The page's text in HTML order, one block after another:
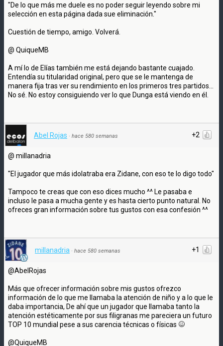
"De lo que más me duele es no poder seguir leyendo sobre mi
selección en esta página dada sue eliminación."
Cuestión de tiempo, amigo. Volverá.
@ QuiqueMB
A mí lo de Elías también me está dejando bastante cuajado.
Entendía su titularidad original, pero que se le mantenga de
manera fija tras ver su rendimiento en los primeros tres partidos...
No sé. No estoy consiguiendo ver lo que Dunga está viendo en él.
+2
Abel Rojas · hace 580 semanas
@ millanadria
"El jugador que más idolatraba era Zidane, con eso te lo digo todo"
Tampoco te creas que con eso dices mucho ^^ Le pasaba e
incluso le pasa a mucha gente y es hasta cierto punto natural. No
ofreces gran información sobre tus gustos con esa confesión ^^
+1
millanadria · hace 580 semanas
@AbelRojas
Más que ofrecer información sobre mis gustos ofrezco
información de lo que me llamaba la atención de niño y a lo que le
daba importancia, De ahí que un jugador que llamaba tanto la
atención estéticamente por sus filigranas me pareciera un futuro
TOP 10 mundial pese a sus carencia técnicas o físicas
@QuiqueMB